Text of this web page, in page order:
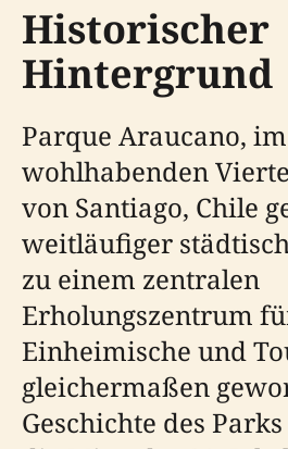
Historischer
Hintergrund
Parque Araucano, im
wohlhabenden
von Santiago, Chile
weitläufiger
zu einem zentralen
Erholungszentrum
Einheimische und
gleichermaßen
Geschichte des